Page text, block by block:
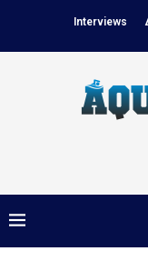
Interviews